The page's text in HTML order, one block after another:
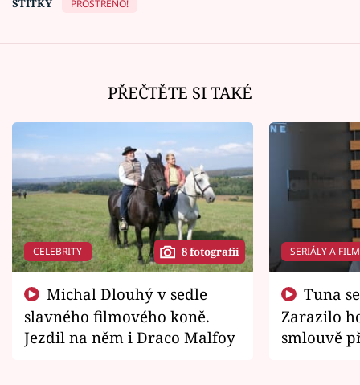
ŠTÍTKY
PROSTŘENO!
PŘEČTĚTE SI TAKÉ
CELEBRITY 8 fotografií
slavného filmového koně.
Jezdil na něm i Draco Malfoy
SERIÁLY A
Zarazilo
smlouvě